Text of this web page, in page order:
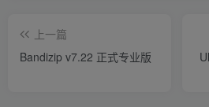
上一篇
Bandizip v7.22 正式专业版